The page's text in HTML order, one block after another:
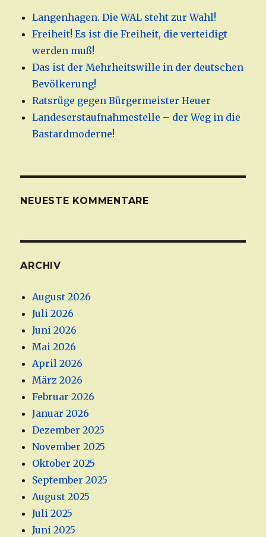
Langenhagen. Die WAL steht zur Wahl!
Freiheit! Es ist die Freiheit, die verteidigt
werden muß!
Das ist der Mehrheitswille in der deutschen
Bevölkerung!
Ratsrüge gegen Bürgermeister Heuer
Landeserstaufnahmestelle – der Weg in die
Bastardmoderne!
NEUESTE KOMMENTARE
ARCHIV
August 2026
Juli 2026
Juni 2026
Mai 2026
April 2026
März 2026
Februar 2026
Januar 2026
Dezember 2025
November 2025
Oktober 2025
September 2025
August 2025
Juli 2025
Juni 2025